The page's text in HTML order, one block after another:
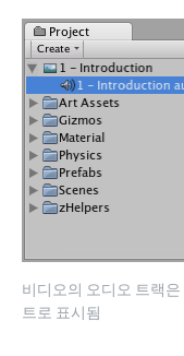
비디오의 오디오 트랙
트로 표시됨